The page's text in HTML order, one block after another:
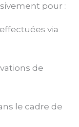
pour :
via
de
le cadre de